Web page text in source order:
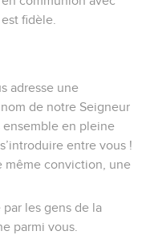
fidèle.
adresse une
de notre Seigneur
ensemble en pleine
entre vous !
même conviction, une
par les gens de la
parmi vous.